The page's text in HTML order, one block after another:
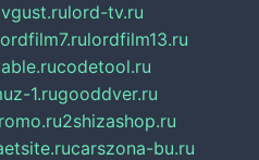
lord-tv.ru
lordfilm13.ru
codetool.ru
1.rugooddver.ru
2shizashop.ru
carszona-bu.ru